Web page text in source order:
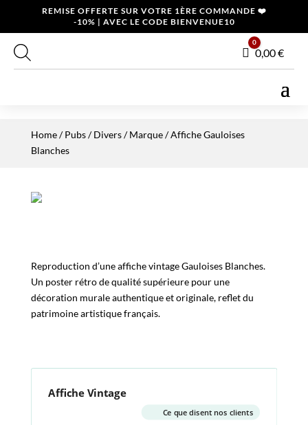
REMISE OFFERTE SUR VOTRE 1ÈRE COMMANDE ❤️
-10% | AVEC LE CODE BIENVENUE10
Panier
0
0,00€
Home/Pubs / Divers/Marque/ Affiche Gauloises
Blanches
Reproduction d’une affiche vintage Gauloises Blanches.
Un poster rétro de qualité supérieure pour une
décoration murale authentique et originale, reflet du
patrimoine artistique français.
Affiche Vintage
Ce que disent nos clients